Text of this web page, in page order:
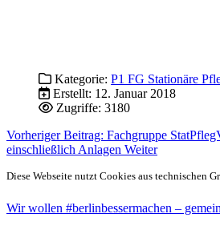
Kategorie: P1 FG Stationäre
Erstellt: 12. Januar 2018
Zugriffe: 3180
Vorheriger Beitrag: Fachgruppe
einschließlich Anlagen Weiter
Diese Webseite nutzt Cookies aus technischen
Wir wollen #berlinbessermachen –